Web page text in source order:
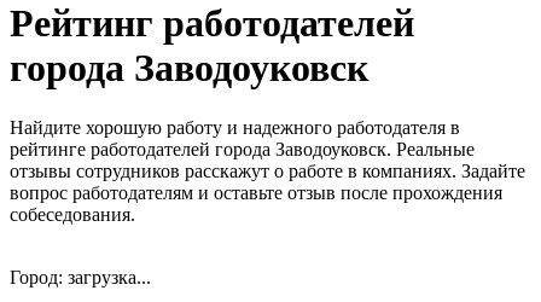
Рейтинг работодателей
города Заводоуковск
Найдите хорошую работу и надежного работодателя в
рейтинге работодателей города Заводоуковск. Реальные
отзывы сотрудников расскажут о работе в компаниях. Задайте
вопрос работодателям и оставьте отзыв после прохождения
собеседования.
Город: загрузка...